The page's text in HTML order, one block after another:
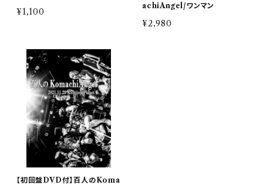
¥1,100
achiAngel/ワンマン
¥2,980
【初回盤DVD付】百人のKoma